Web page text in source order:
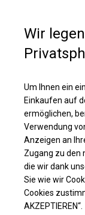
Solides Lager-
Wir
Um Ihnen ein
Einkaufen auf
ermöglichen,
Verwendung
Anzeigen an
Zugang zu den
die wir dank
Sie wie wir
Cookies
AKZEPTIEREN“.